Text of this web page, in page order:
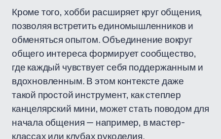
Кроме того, хобби расширяет круг общения,
позволяя встретить единомышленников и
обменяться опытом. Объединение вокруг
общего интереса формирует сообщество,
где каждый чувствует себя поддержанным и
вдохновленным. В этом контексте даже
такой простой инструмент, как степлер
канцелярский мини, может стать поводом для
начала общения — например, в мастер-
классах или клубах рукоделия.